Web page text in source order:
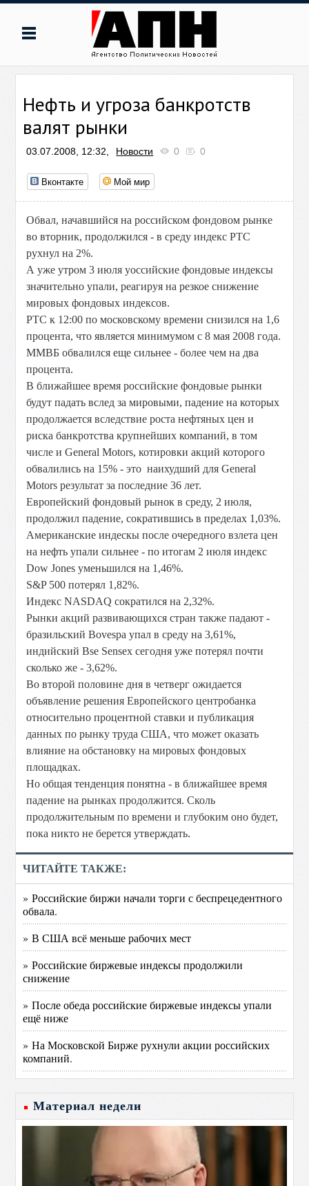
Нефть и угроза банкротств
валят рынки
03.07.2008, 12:32, Новости 0 0
Вконтакте Мой мир
Обвал, начавшийся на российском фондовом рынке
во вторник, продолжился - в среду индекс РТС
рухнул на 2%.
А уже утром 3 июля уоссийские фондовые индексы
значительно упали, реагируя на резкое снижение
мировых фондовых индексов.
РТС к 12:00 по московскому времени снизился на 1,6
процента, что является минимумом с 8 мая 2008 года.
ММВБ обвалился еще сильнее - более чем на два
процента.
В ближайшее время российские фондовые рынки
будут падать вслед за мировыми, падение на которых
продолжается вследствие роста нефтяных цен и
риска банкротства крупнейших компаний, в том
числе и General Motors, котировки акций которого
обвалились на 15% - это наихудший для General
Motors результат за последние 36 лет.
Европейский фондовый рынок в среду, 2 июля,
продолжил падение, сократившись в пределах 1,03%.
Американские индескы после очередного взлета цен
на нефть упали сильнее - по итогам 2 июля индекс
Dow Jones уменьшился на 1,46%.
S&P 500 потерял 1,82%.
Индекс NASDAQ сократился на 2,32%.
Рынки акций развивающихся стран также падают -
бразильский Bovespa упал в среду на 3,61%,
индийский Bse Sensex сегодня уже потерял почти
сколько же - 3,62%.
Во второй половине дня в четверг ожидается
объявление решения Европейского центробанка
относительно процентной ставки и публикация
данных по рынку труда США, что может оказать
влияние на обстановку на мировых фондовых
площадках.
Но общая тенденция понятна - в ближайшее время
падение на рынках продолжится. Сколь
продолжительным по времени и глубоким оно будет,
пока никто не берется утверждать.
ЧИТАЙТЕ ТАКЖЕ:
» Российские биржи начали торги с беспрецедентного
обвала.
» В США всё меньше рабочих мест
» Российские биржевые индексы продолжили
снижение
» После обеда российские биржевые индексы упали
ещё ниже
» На Московской Бирже рухнули акции российских
компаний.
Материал недели